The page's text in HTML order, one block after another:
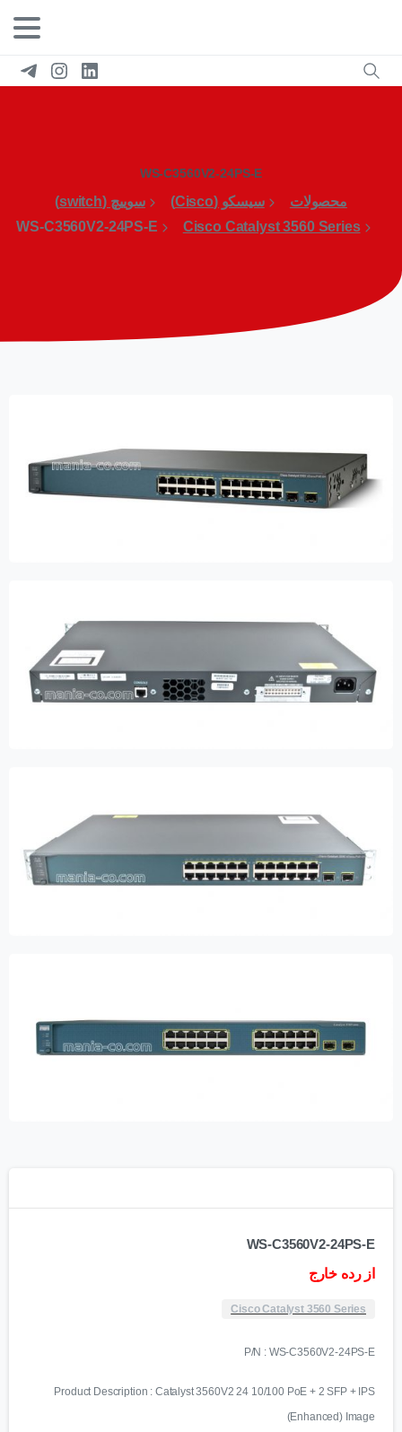
WS-C3560V2-24PS-E
محصولات سیسکو (Cisco)
سوییچ (switch)
Cisco Catalyst 3560 Series
WS-C3560V2-24PS-E
WS-C3560V2-24PS-E
از رده خارج
Cisco Catalyst 3560 Series
P/N : WS-C3560V2-24PS-E
Product Description : Catalyst 3560V2 24 10/100 PoE + 2 SFP + IPS
(Enhanced) Image